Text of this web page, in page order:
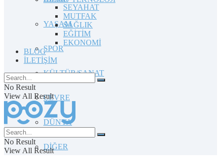
YAŞAM
SPOR
KÜLTÜR/SANAT
ÇEVRE
DÜNYA
DİĞER
SEYAHAT
MUTFAK
SAĞLIK
EĞİTİM
EKONOMİ
BLOG
İLETİŞİM
No Result
View All Result
No Result
View All Result